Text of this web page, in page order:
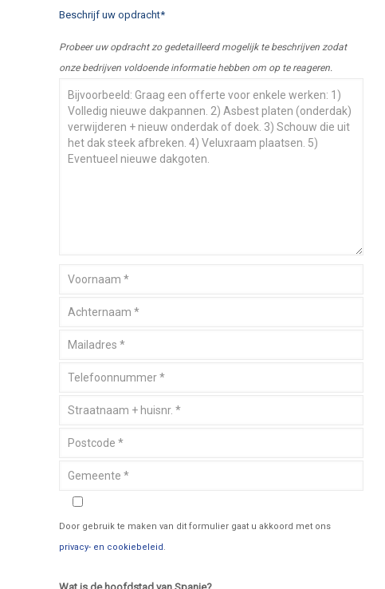
Beschrijf uw opdracht*
Probeer uw opdracht zo gedetailleerd mogelijk te beschrijven zodat
onze bedrijven voldoende informatie hebben om op te reageren.
Door gebruik te maken van dit formulier gaat u akkoord met ons
privacy- en cookiebeleid.